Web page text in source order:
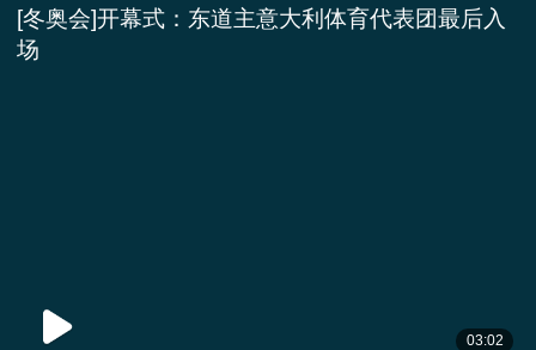
[冬奥会]开幕式：东道主意大利体育代表团最后入
场
03:02